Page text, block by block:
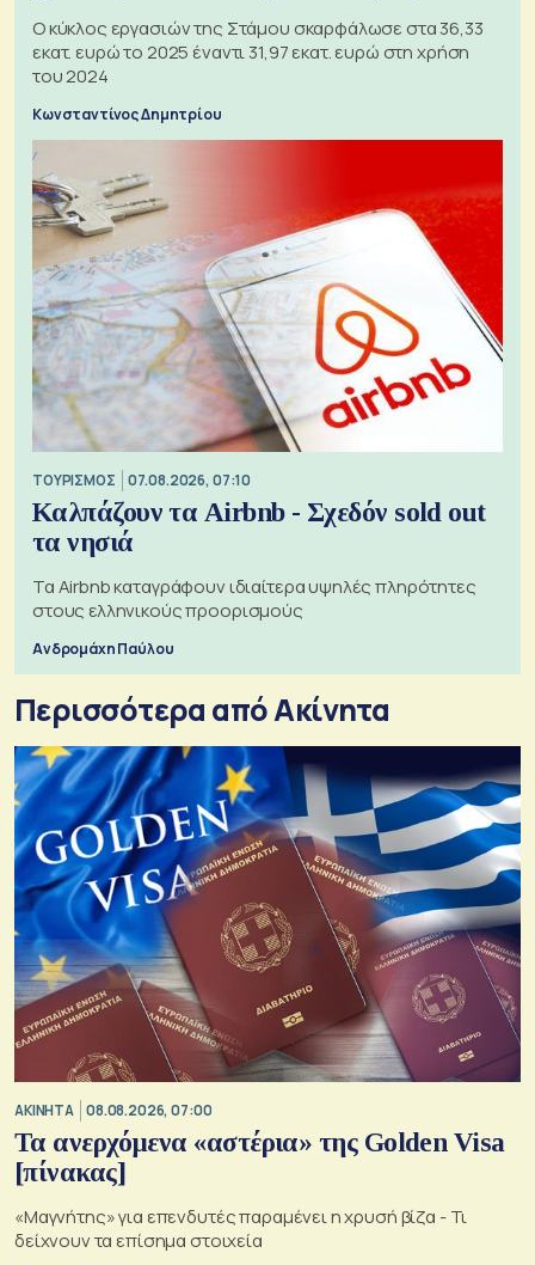
Ο κύκλος εργασιών της Στάμου σκαρφάλωσε στα 36,33
εκατ. ευρώ το 2025 έναντι 31,97 εκατ. ευρώ στη χρήση
του 2024
Κωνσταντίνος Δημητρίου
ΤΟΥΡΙΣΜΟΣ 07.08.2026, 07:10
Καλπάζουν τα Airbnb - Σχεδόν sold out
τα νησιά
Τα Airbnb καταγράφουν ιδιαίτερα υψηλές πληρότητες
στους ελληνικούς προορισμούς
Ανδρομάχη Παύλου
Περισσότερα από Ακίνητα
ΑΚΙΝΗΤΑ 08.08.2026, 07:00
Τα ανερχόμενα «αστέρια» της Golden Visa
[πίνακας]
«Μαγνήτης» για επενδυτές παραμένει η χρυσή βίζα - Τι
δείχνουν τα επίσημα στοιχεία